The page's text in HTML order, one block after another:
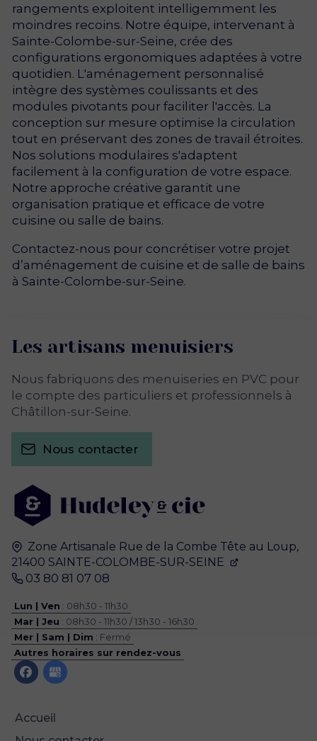
rangements exploitent intelligemment les
moindres recoins. Notre équipe, intervenant à
Sainte-Colombe-sur-Seine, crée des
configurations ergonomiques adaptées à votre
quotidien. L'aménagement personnalisé
intègre des systèmes coulissants et des
modules pivotants pour faciliter l'accès. La
conception sur mesure optimise la circulation
tout en préservant des zones de travail étroites.
Nos solutions modulaires s'adaptent
facilement à la configuration de votre espace.
Notre approche créative garantit une
organisation pratique et efficace de votre
cuisine ou salle de bains.
Contactez-nous pour concrétiser votre projet
d’aménagement de cuisine et de salle de bains
à Sainte-Colombe-sur-Seine.
Zone Artisanale Rue de la Combe Tête au Loup,
21400 SAINTE-COLOMBE-SUR-SEINE
03 80 81 07 08
Lun | Ven : 08h30 - 11h30
Mar | Jeu : 08h30 - 11h30 / 13h30 - 16h30
Mer | Sam | Dim : Fermé
Autres horaires sur rendez-vous
Accueil
Les artisans menuisiers
Nous fabriquons des menuiseries en PVC pour
le compte des particuliers et professionnels à
Châtillon-sur-Seine.
Nous contacter